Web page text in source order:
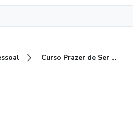
Curso Prazer de Ser Mulher